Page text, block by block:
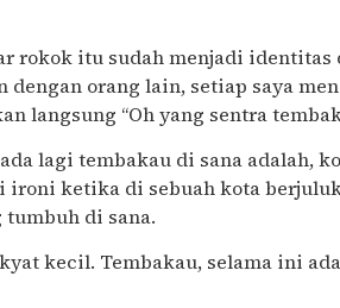
rokok itu sudah menjadi identitas
dengan orang lain, setiap saya
langsung “Oh yang sentra
lagi tembakau di sana adalah,
ironi ketika di sebuah kota
di sana.
kecil. Tembakau, selama ini